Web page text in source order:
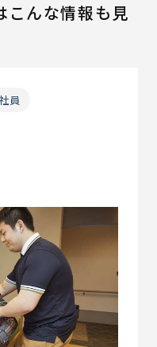
こんな情報も見
員